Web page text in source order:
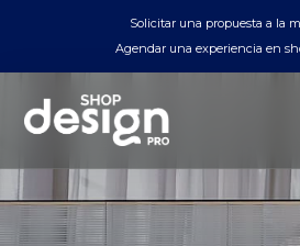
Solicitar una propuesta a la
Agendar una experiencia en